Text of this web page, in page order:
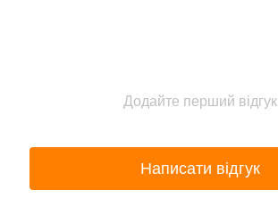
Додайте перший відгук
Написати відгук